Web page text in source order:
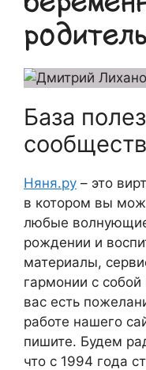
База
Няня.ру – это
в котором вы
любые
рождении и
материалы,
гармонии с
вас есть
работе нашего
пишите. Будем
что c 1994 года